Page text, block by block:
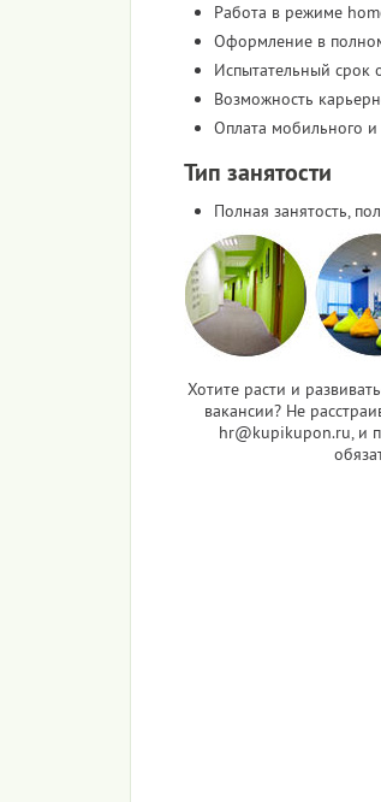
Работа в режиме
Оформление в
Испытательный срок
Возможность
Оплата мобильного
Тип занятости
Полная занятость,
Хотите расти и
вакансии? Не
hr@kupikupon.ru, и